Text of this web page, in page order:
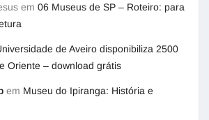
em 06 Museus de SP – Roteiro: para
de Aveiro disponibiliza 2500
Oriente – download grátis
em Museu do Ipiranga: História e